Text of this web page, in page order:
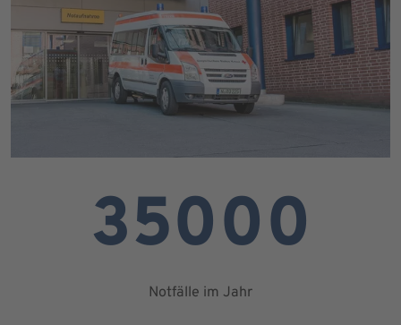
35000
Notfälle im Jahr